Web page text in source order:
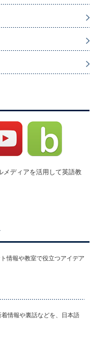
メディアを活用して英語教
情報や教室で役立つアイデア
情報や裏話などを、日本語